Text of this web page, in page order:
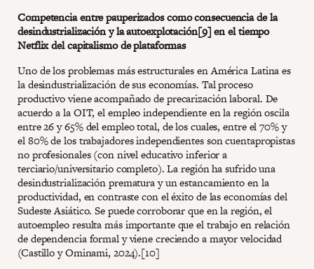
Competencia entre pauperizados como consecuencia de la
desindustrialización y la autoexplotación[9] en el tiempo
Netflix del capitalismo de plataformas
Uno de los problemas más estructurales en América Latina es
la desindustrialización de sus economías. Tal proceso
productivo viene acompañado de precarización laboral. De
acuerdo a la OIT, el empleo independiente en la región oscila
entre 26 y 65% del empleo total, de los cuales, entre el 70% y
el 80% de los trabajadores independientes son cuentapropistas
no profesionales (con nivel educativo inferior a
terciario/universitario completo). La región ha sufrido una
desindustrialización prematura y un estancamiento en la
productividad, en contraste con el éxito de las economías del
Sudeste Asiático. Se puede corroborar que en la región, el
autoempleo resulta más importante que el trabajo en relación
de dependencia formal y viene creciendo a mayor velocidad
(Castillo y Ominami, 2024).[10]